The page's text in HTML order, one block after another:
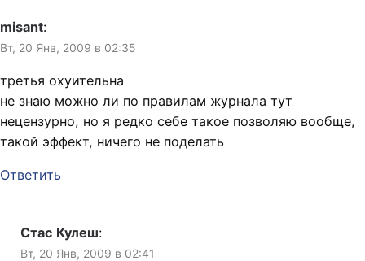
возвращаясь с работы, я
прохожу мимо
однокомнатных ячеек,
мира пластиковыми,
раздвигающимися
дверями. Рядом с одной из
квартир и…
misant:
Вт, 20 Янв, 2009 в 02:35
третья охуительна
не знаю можно ли по правилам журнала тут
нецензурно, но я редко себе такое позволяю вообще,
такой эффект, ничего не поделать
Ответить
Стас Кулеш:
Вт, 20 Янв, 2009 в 02:41